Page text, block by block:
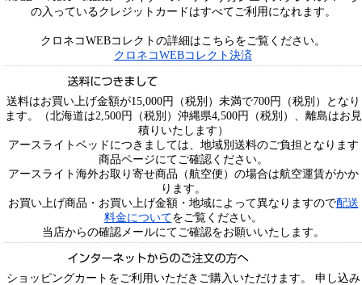
の入っているクレジットカードはすべてご利用になれます。
クロネコWEBコレクトの詳細はこちらをご覧ください。
クロネコWEBコレクト決済
送料はお買い上げ金額が15,000円（税別）未満で700円（税別）となり
ます。（北海道は2,500円（税別）沖縄県4,500円（税別）、離島はお見
積りいたします）
アースライトベッドにつきましては、地域別送料のご負担となります
商品ページにてご確認ください。
アースライト海外お取り寄せ商品（航空便）の場合は航空運賃がかか
ります。
お買い上げ商品・お買い上げ金額・地域によって異なりますので配送
料金についてをご覧ください。
当店からの確認メールにてご確認をお願いいたします。
ショッピングカートをご利用いただきご購入いただけます。 申し込み